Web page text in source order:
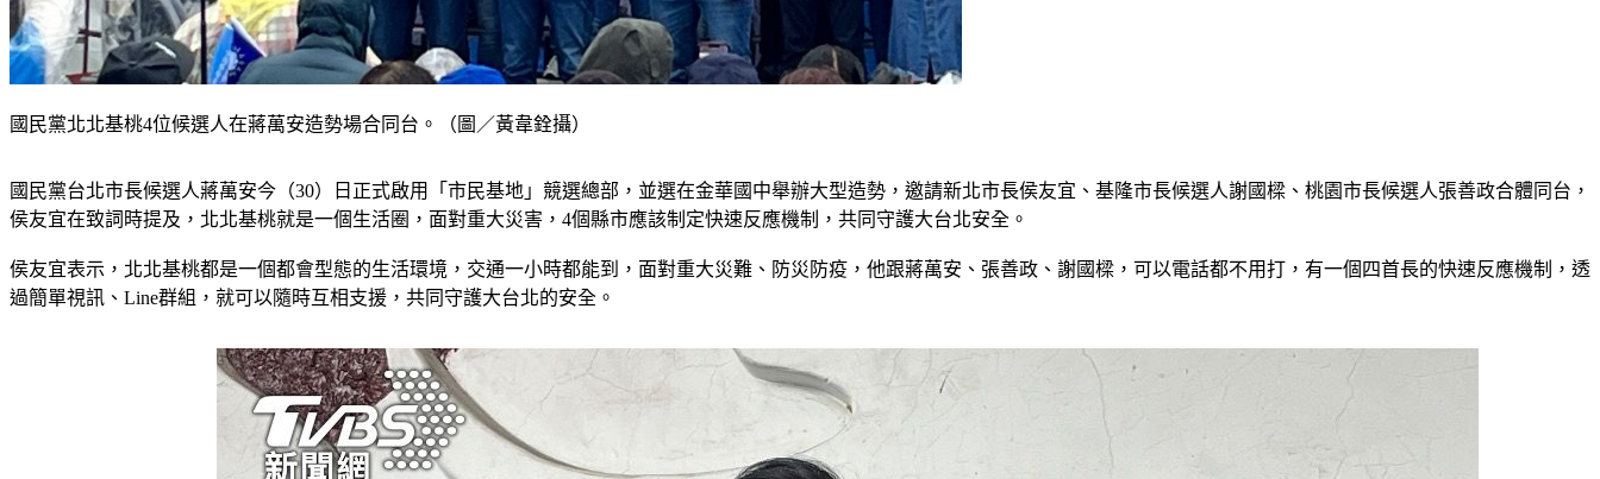
國民黨北北基桃4位候選人在蔣萬安造勢場合同台。（圖／黃韋銓攝）
國民黨台北市長候選人蔣萬安今（30）日正式啟用「市民基地」競選總部，並選在金華國中舉辦大型造勢，邀請新北市長侯友宜、基隆市長候選人謝國樑、桃園市長候選人張善政合體同台，
侯友宜在致詞時提及，北北基桃就是一個生活圈，面對重大災害，4個縣市應該制定快速反應機制，共同守護大台北安全。
侯友宜表示，北北基桃都是一個都會型態的生活環境，交通一小時都能到，面對重大災難、防災防疫，他跟蔣萬安、張善政、謝國樑，可以電話都不用打，有一個四首長的快速反應機制，透
過簡單視訊、Line群組，就可以隨時互相支援，共同守護大台北的安全。